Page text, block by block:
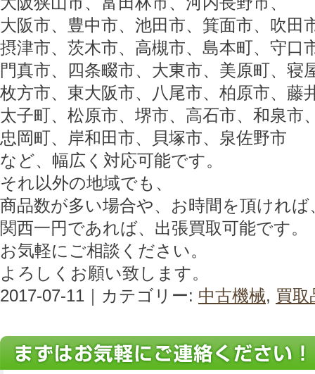
大阪市、豊中市、池田市、箕面市、吹田
摂津市、茨木市、高槻市、島本町、守口
門真市、四条畷市、大東市、美原町、寝
枚方市、東大阪市、八尾市、柏原市、藤
太子町、松原市、堺市、高石市、和泉市
忠岡町、岸和田市、貝塚市、泉佐野市
など、幅広く対応可能です。
それ以外の地域でも、
商品数が多い場合や、お時間を頂ければ
関西一円であれば、出張買取可能です。
お気軽にご相談ください。
よろしくお願い致します。
2017-07-11｜カテゴリー: 中古機械, 買取